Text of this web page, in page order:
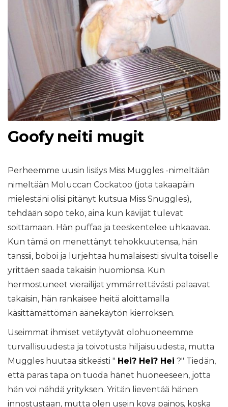
Goofy neiti mugit
Perheemme uusin lisäys Miss Muggles -nimeltään
nimeltään Moluccan Cockatoo (jota takaapäin
mielestäni olisi pitänyt kutsua Miss Snuggles),
tehdään söpö teko, aina kun kävijät tulevat
soittamaan. Hän puffaa ja teeskentelee uhkaavaa.
Kun tämä on menettänyt tehokkuutensa, hän
tanssii, boboi ja lurjehtaa humalaisesti sivulta toiselle
yrittäen saada takaisin huomionsa. Kun
hermostuneet vierailijat ymmärrettävästi palaavat
takaisin, hän rankaisee heitä aloittamalla
käsittämättömän äänekäytön kierroksen.
Useimmat ihmiset vetäytyvät olohuoneemme
turvallisuudesta ja toivotusta hiljaisuudesta, mutta
Muggles huutaa sitkeästi " Hei? Hei? Hei ?" Tiedän,
että paras tapa on tuoda hänet huoneeseen, jotta
hän voi nähdä yrityksen. Yritän lieventää hänen
innostustaan, mutta olen usein kova painos, koska